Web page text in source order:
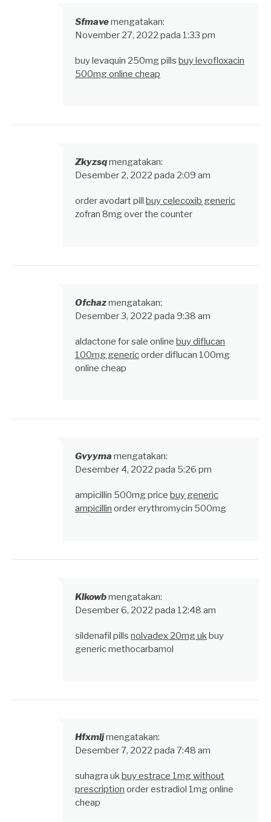
Sfmavemengatakan:
November 27, 2022 pada 1:33 pm
buy levaquin 250mg pills buy levofloxacin
500mg online cheap
Zkyzsqmengatakan:
Desember 2, 2022 pada 2:09 am
order avodart pill buy celecoxib generic
zofran 8mg over the counter
Ofchazmengatakan:
Desember 3, 2022 pada 9:38 am
aldactone for sale online buy diflucan
100mg genericorder diflucan 100mg
online cheap
Gvyyma mengatakan:
Desember 4, 2022 pada 5:26 pm
ampicillin 500mg price buy generic
ampicillin order erythromycin 500mg
Klkowbmengatakan:
Desember 6, 2022 pada 12:48 am
sildenafil pills nolvadex 20mg ukbuy
generic methocarbamol
Hfxmljmengatakan:
Desember 7, 2022 pada 7:48 am
suhagra uk buy estrace 1mg without
prescription order estradiol 1mg online
cheap